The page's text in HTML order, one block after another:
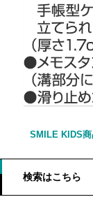
SMILE KIDS商
検索はこちら